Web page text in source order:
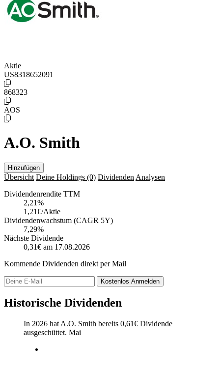
Aktie
US8318652091
868323
AOS
A.O. Smith
Hinzufügen
Übersicht Deine Holdings (0) Dividenden Analysen
Dividendenrendite TTM
2,21%
1,21€/Aktie
Dividendenwachstum (CAGR 5Y)
7,29%
Nächste Dividende
0,31€ am 17.08.2026
Kommende Dividenden direkt per Mail
Kostenlos Anmelden
Historische Dividenden
In 2026 hat A.O. Smith bereits 0,61€ Dividende
ausgeschüttet. Mai